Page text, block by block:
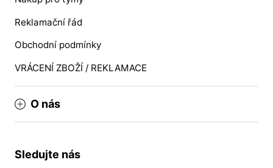
Reklamační řád
Obchodní podmínky
VRÁCENÍ ZBOŽÍ / REKLAMACE
O nás
Sledujte nás